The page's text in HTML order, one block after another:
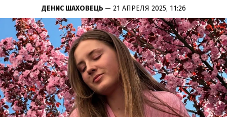
ДЕНИС ШАХОВЕЦЬ — 21 АПРЕЛЯ 2025, 11:26